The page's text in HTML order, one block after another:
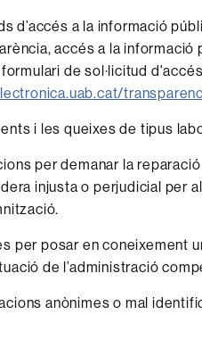
d’accés a la informació
accés a la
de sol·licitud
i les queixes de tipus
per demanar la
injusta o perjudicial per
per posar en coneixement
de l’administració
anònimes o mal